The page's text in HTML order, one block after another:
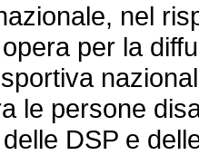
nel
per la
le persone
DSP e